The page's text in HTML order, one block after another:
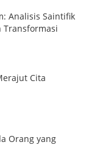
Analisis Saintifik
Transformasi
Cita
Orang yang